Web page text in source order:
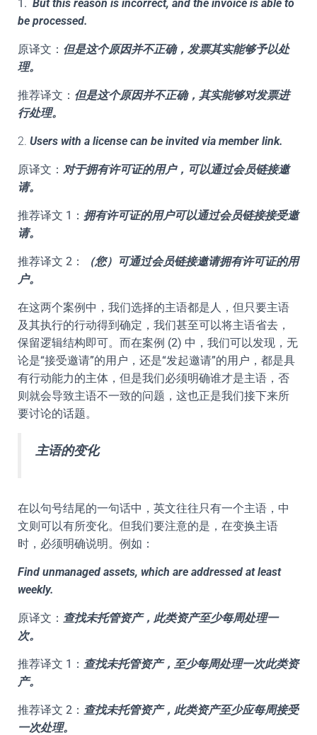
1. But this reason is incorrect, and the invoice is able to
be processed.
原译文： 但是这个原因并不正确，发票其实能够予以处
理。
推荐译文： 但是这个原因并不正确，其实能够对发票进
行处理。
2. Users with a license can be invited via member link.
原译文： 对于拥有许可证的用户，可以通过会员链接邀
请。
推荐译文 1： 拥有许可证的用户可以通过会员链接接受邀
请。
推荐译文 2：
（您）可通过会员链接邀请拥有许可证的用
户。
在这两个案例中，我们选择的主语都是人，但只要主语
及其执行的行动得到确定，我们甚至可以将主语省去，
保留逻辑结构即可。而在案例 (2) 中，我们可以发现，无
论是“接受邀请”的用户，还是“发起邀请”的用户，都是具
有行动能力的主体，但是我们必须明确谁才是主语，否
则就会导致主语不一致的问题，这也正是我们接下来所
要讨论的话题。
主语的变化
在以句号结尾的一句话中，英文往往只有一个主语，中
文则可以有所变化。但我们要注意的是，在变换主语
时，必须明确说明。例如：
Find unmanaged assets, which are addressed at least
weekly.
原译文： 查找未托管资产，此类资产至少每周处理一
次。
推荐译文 1： 查找未托管资产，至少每周处理一次此类资
产。
推荐译文 2： 查找未托管资产，此类资产至少应每周接受
一次处理。